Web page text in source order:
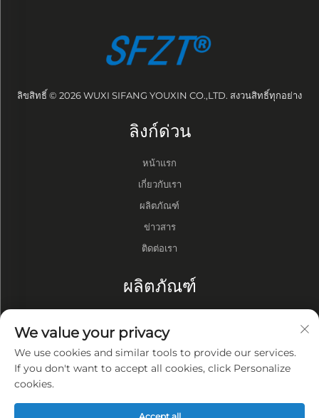
ลิขสิทธิ์ © 2026 WUXI SIFANG YOUXIN CO.,LTD. สงวนสิทธิ์ทุกอย่าง
ลิงก์ด่วน
หน้าแรก
เกี่ยวกับเรา
ผลิตภัณฑ์
ข่าวสาร
ติดต่อเรา
ผลิตภัณฑ์
ปั๊มสุญญากาศ
ความเป็นส่วนตัว
We value your privacy
We use cookies and similar tools to provide our services.
If you don't want to accept all cookies, click Personalize
cookies.